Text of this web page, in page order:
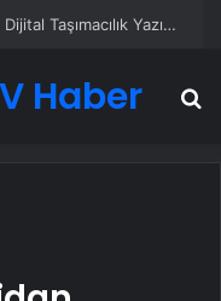
UETDS Nedir ? Uetds.com İle Akıllı Dijital Taşımacılık Yazılımı
Haber